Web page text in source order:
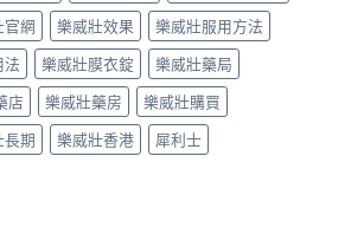
官網 樂威壯效果
樂威壯服用方法
法 樂威壯膜衣錠
樂威壯藥局
店 樂威壯藥房
樂威壯購買
長期 樂威壯香港 犀利士